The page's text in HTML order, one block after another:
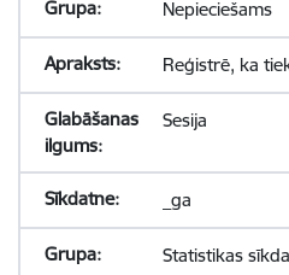
Nepieciešams
Reģistrē, ka
Sesija
_ga
Statistikas